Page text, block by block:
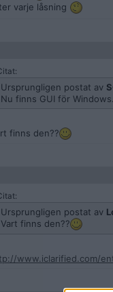
varje låsning
Ursprungligen postat av
Nu finns GUI för Windows.
finns den??
Ursprungligen postat av
Vart finns den??
www.iclarified.com/